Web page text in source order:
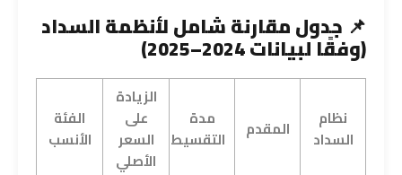
📌 جدول مقارنة شامل لأنظمة السداد
(وفقًا لبيانات 2024–2025)
نظام
السداد
المقدم
مدة
التقسيط
الزيادة
على
السعر
الأصلي
الفئة
الأنسب